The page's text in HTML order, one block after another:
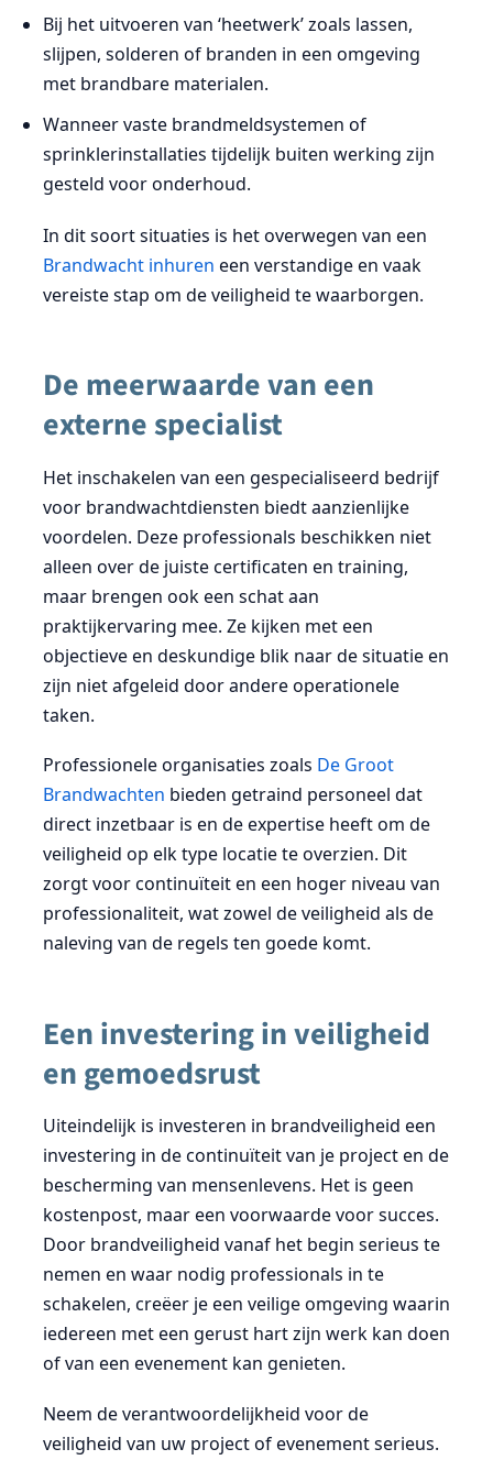
Bij het uitvoeren van ‘heetwerk’ zoals lassen,
slijpen, solderen of branden in een omgeving
met brandbare materialen.
Wanneer vaste brandmeldsystemen of
sprinklerinstallaties tijdelijk buiten werking zijn
gesteld voor onderhoud.
In dit soort situaties is het overwegen van een
Brandwacht inhuren een verstandige en vaak
vereiste stap om de veiligheid te waarborgen.
De meerwaarde van een
externe specialist
Het inschakelen van een gespecialiseerd bedrijf
voor brandwachtdiensten biedt aanzienlijke
voordelen. Deze professionals beschikken niet
alleen over de juiste certificaten en training,
maar brengen ook een schat aan
praktijkervaring mee. Ze kijken met een
objectieve en deskundige blik naar de situatie en
zijn niet afgeleid door andere operationele
taken.
Professionele organisaties zoals De Groot
Brandwachten bieden getraind personeel dat
direct inzetbaar is en de expertise heeft om de
veiligheid op elk type locatie te overzien. Dit
zorgt voor continuïteit en een hoger niveau van
professionaliteit, wat zowel de veiligheid als de
naleving van de regels ten goede komt.
Een investering in veiligheid
en gemoedsrust
Uiteindelijk is investeren in brandveiligheid een
investering in de continuïteit van je project en de
bescherming van mensenlevens. Het is geen
kostenpost, maar een voorwaarde voor succes.
Door brandveiligheid vanaf het begin serieus te
nemen en waar nodig professionals in te
schakelen, creëer je een veilige omgeving waarin
iedereen met een gerust hart zijn werk kan doen
of van een evenement kan genieten.
Neem de verantwoordelijkheid voor de
veiligheid van uw project of evenement serieus.